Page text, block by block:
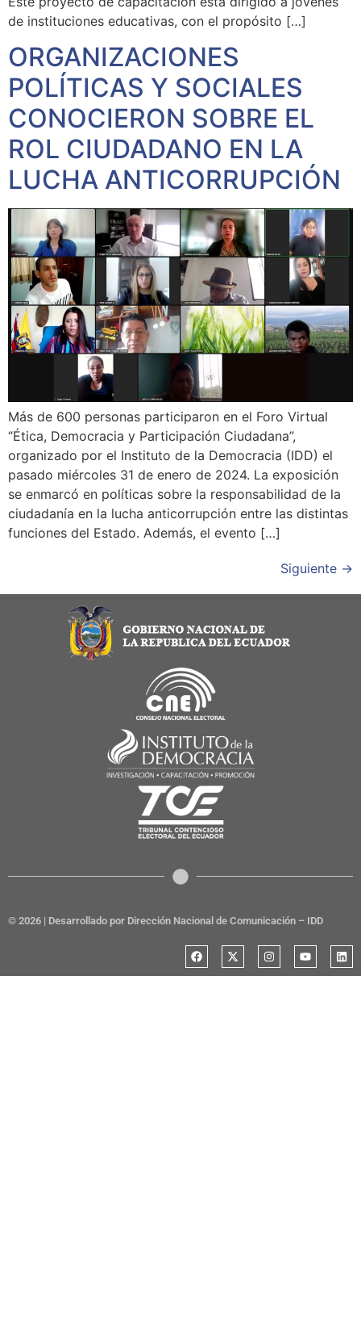
de instituciones educativas, con el propósito […]
ORGANIZACIONES
POLÍTICAS Y SOCIALES
CONOCIERON SOBRE EL
ROL CIUDADANO EN LA
LUCHA ANTICORRUPCIÓN
Más de 600 personas participaron en el Foro Virtual
“Ética, Democracia y Participación Ciudadana”,
organizado por el Instituto de la Democracia (IDD) el
pasado miércoles 31 de enero de 2024. La exposición
se enmarcó en políticas sobre la responsabilidad de la
ciudadanía en la lucha anticorrupción entre las distintas
funciones del Estado. Además, el evento […]
Siguiente →
© 2026 | Desarrollado por Dirección Nacional de Comunicación – IDD